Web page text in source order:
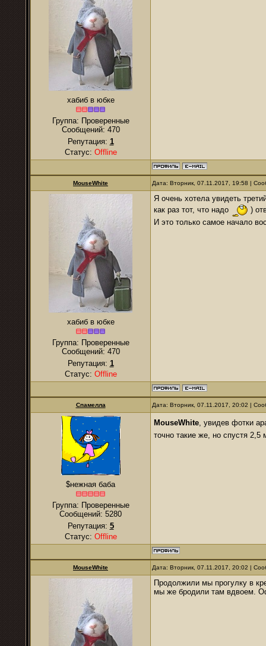
хабиб в юбке
Группа: Проверенные
Сообщений: 470
Репутация: 1
Статус: Offline
MouseWhite Дата: Вторник, 07.11.2017, 19:58 |
хабиб в юбке
Группа: Проверенные
Сообщений: 470
Репутация: 1
Статус: Offline
Я очень хотела увидеть
как раз тот, что надо
)
И это только самое начало
Спамелла Дата: Вторник, 07.11.2017, 20:02 |
$нежная баба
Группа: Проверенные
Сообщений: 5280
Репутация: 5
Статус: Offline
MouseWhite, увидев фотки
точно такие же, но спустя 2,5
MouseWhite Дата: Вторник, 07.11.2017, 20:02 |
Продолжили мы прогулку в
мы же бродили там вдвоем.